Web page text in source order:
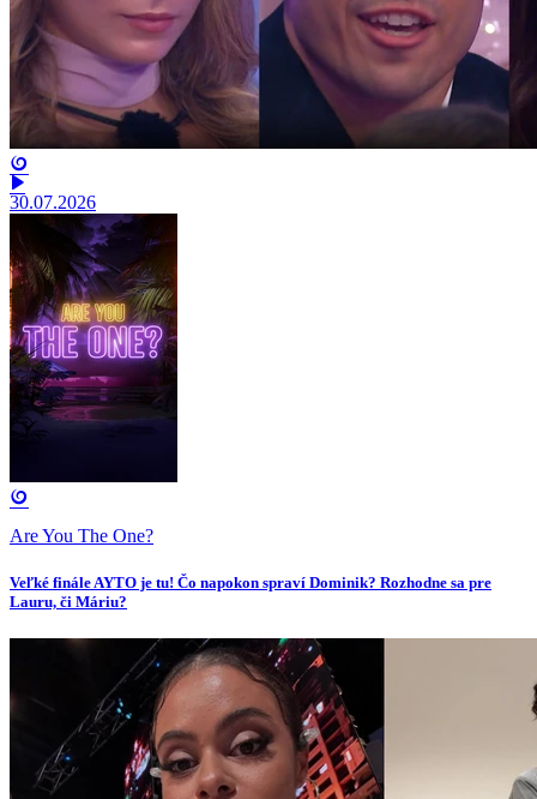
30.07.2026
Are You The One?
Veľké finále AYTO je tu! Čo napokon spraví Dominik? Rozhodne sa pre
Lauru, či Máriu?